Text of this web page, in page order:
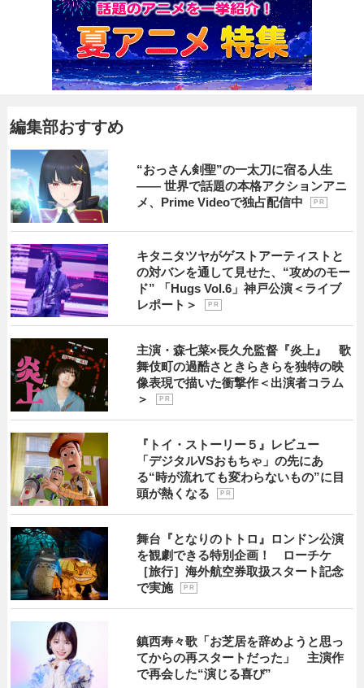
編集部おすすめ
“おっさん剣聖”の一太刀に宿る人生
―― 世界で話題の本格アクションアニ
メ、Prime Videoで独占配信中
P R
キタニタツヤがゲストアーティストと
の対バンを通して見せた、“攻めのモー
ド” 「Hugs Vol.6」神戸公演＜ライブ
レポート＞
P R
主演・森七菜×長久允監督『炎上』 歌
舞伎町の過酷さときらきらを独特の映
像表現で描いた衝撃作＜出演者コラム
＞
P R
『トイ・ストーリー５』レビュー
「デジタルVSおもちゃ」の先にあ
る“時が流れても変わらないもの”に目
頭が熱くなる
P R
舞台『となりのトトロ』ロンドン公演
を観劇できる特別企画！ ローチケ
［旅行］海外航空券取扱スタート記念
で実施
P R
鎮西寿々歌「お芝居を辞めようと思っ
てからの再スタートだった」 主演作
で再会した“演じる喜び”